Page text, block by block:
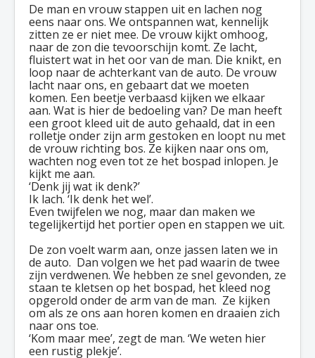
De man en vrouw stappen uit en lachen nog
eens naar ons. We ontspannen wat, kennelijk
zitten ze er niet mee. De vrouw kijkt omhoog,
naar de zon die tevoorschijn komt. Ze lacht,
fluistert wat in het oor van de man. Die knikt, en
loop naar de achterkant van de auto. De vrouw
lacht naar ons, en gebaart dat we moeten
komen. Een beetje verbaasd kijken we elkaar
aan. Wat is hier de bedoeling van? De man heeft
een groot kleed uit de auto gehaald, dat in een
rolletje onder zijn arm gestoken en loopt nu met
de vrouw richting bos. Ze kijken naar ons om,
wachten nog even tot ze het bospad inlopen. Je
kijkt me aan.
‘Denk jij wat ik denk?’
Ik lach. ‘Ik denk het wel’.
Even twijfelen we nog, maar dan maken we
tegelijkertijd het portier open en stappen we uit.
De zon voelt warm aan, onze jassen laten we in
de auto. Dan volgen we het pad waarin de twee
zijn verdwenen. We hebben ze snel gevonden, ze
staan te kletsen op het bospad, het kleed nog
opgerold onder de arm van de man. Ze kijken
om als ze ons aan horen komen en draaien zich
naar ons toe.
‘Kom maar mee’, zegt de man. ‘We weten hier
een rustig plekje’.